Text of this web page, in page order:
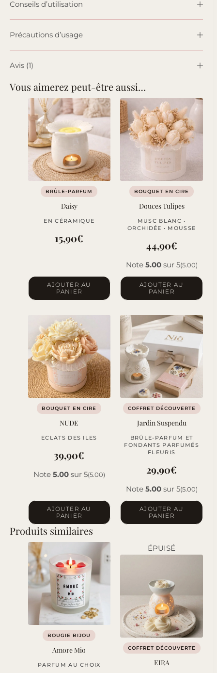
Conseils d’utilisation
Précautions d’usage
Avis (1)
Vous aimerez peut-être aussi…
BRÛLE-PARFUM
Daisy
EN CÉRAMIQUE
15,90€
AJOUTER AU
PANIER
BOUQUET EN CIRE
Douces Tulipes
MUSC BLANC •
ORCHIDÉE • MOUSSE
44,90€
Note 5.00sur 5(5.00)
AJOUTER AU
PANIER
BOUQUET EN CIRE
NUDE
ECLATS DES ILES
39,90€
Note 5.00sur 5(5.00)
AJOUTER AU
PANIER
COFFRET DÉCOUVERTE
Jardin Suspendu
BRÛLE-PARFUM ET
FONDANTS PARFUMÉS
FLEURIS
29,90€
Note 5.00sur 5(5.00)
AJOUTER AU
PANIER
Produits similaires
BOUGIE BIJOU
Amore Mio
PARFUM AU CHOIX
ÉPUISÉ
COFFRET DÉCOUVERTE
EIRA